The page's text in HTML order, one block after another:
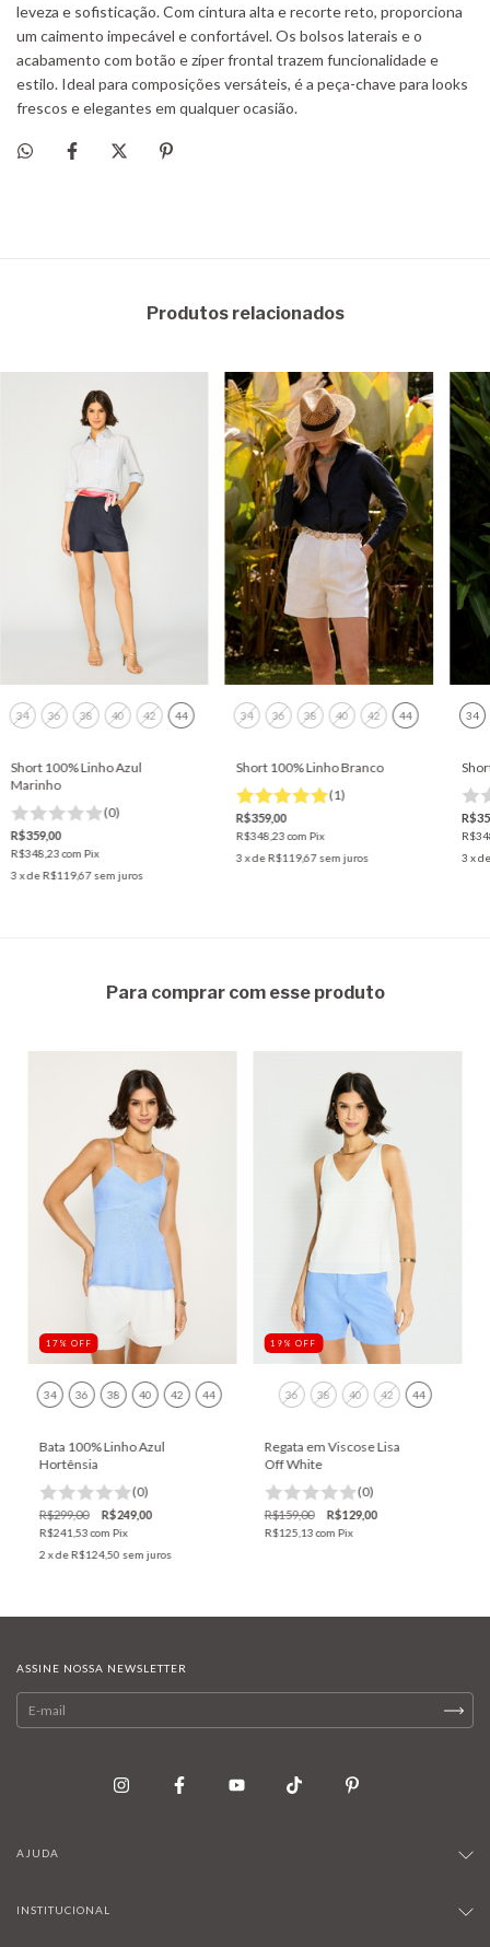
Produtos relacionados
34 36 38 40 42 44
Short 100% Linho Azul
Marinho
(0)
R$359,00
R$348,23com Pix
3 x deR$119,67sem juros
34 36 38 40 42 44
Short 100% Linho Branco
(1)
R$359,00
R$348,23com Pix
3 x deR$119,67sem juros
34
3 x
Para comprar com esse produto
17 % OFF
34 36 38 40 42 44
Bata 100% Linho Azul
Hortênsia
(0)
R$299,00 R$249,00
R$241,53com Pix
2 x deR$124,50 sem juros
19 %OFF
36 38 40 42 44
Regata em Viscose Lisa
Off White
(0)
R$159,00 R$129,00
R$125,13com Pix
ASSINE NOSSA NEWSLETTER
AJUDA
INSTITUCIONAL